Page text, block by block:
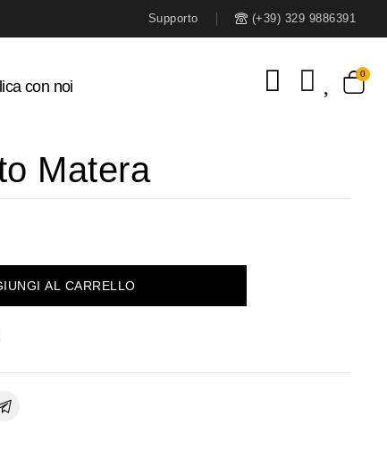
Supporto (+39) 329 9886391
con noi
Matera
AL CARRELLO